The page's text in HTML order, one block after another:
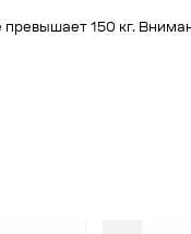
150 кг.